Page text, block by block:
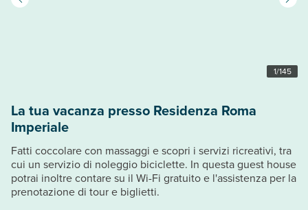
1/145
La tua vacanza presso Residenza Roma
Imperiale
Fatti coccolare con massaggi e scopri i servizi ricreativi, tra
cui un servizio di noleggio biciclette. In questa guest house
potrai inoltre contare su il Wi-Fi gratuito e l'assistenza per la
prenotazione di tour e biglietti.